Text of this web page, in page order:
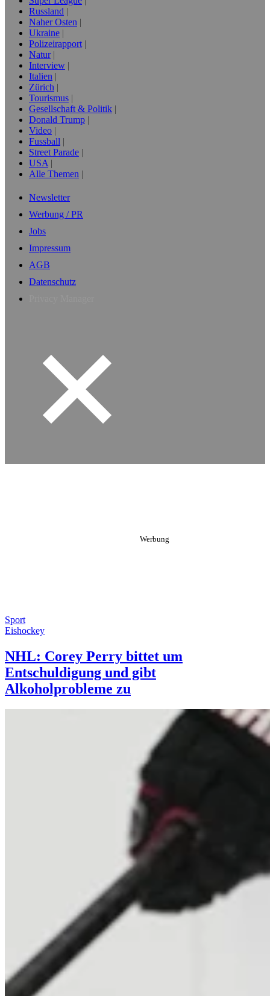
Russland
Naher Osten
Ukraine
Polizeirapport
Natur
Interview
Italien
Zürich
Tourismus
Gesellschaft & Politik
Donald Trump
Video
Fussball
Street Parade
USA
Alle Themen
Newsletter
Werbung / PR
Jobs
Impressum
AGB
Datenschutz
Sport
Eishockey
NHL: Corey Perry bittet um
Entschuldigung und gibt
Alkoholprobleme zu